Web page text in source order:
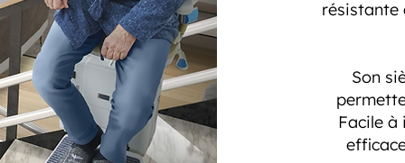
résistante
Son
Facile à